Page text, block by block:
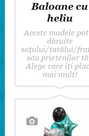
Baloane cu
heliu
Aceste modele
dăruite
soțului/tatălui/
sau prietenilor
Alege care îți
mai mult!